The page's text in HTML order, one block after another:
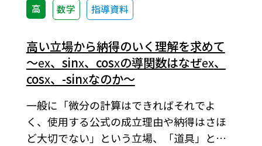
高 数学 指導資料
高い立場から納得のいく理解を求めて
～ex、sinx、cosxの導関数はなぜex、
cosx、-sinxなのか～
一般に「微分の計算はできればそれでよ
く、使用する公式の成立理由や納得はさほ
ど大切でない」という立場、「道具」とし